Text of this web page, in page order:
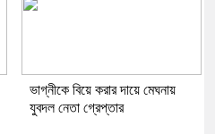
ভাগ্নীকে বিয়ে করার দায়ে মেঘনায়
যুবদল নেতা গ্রেপ্তার